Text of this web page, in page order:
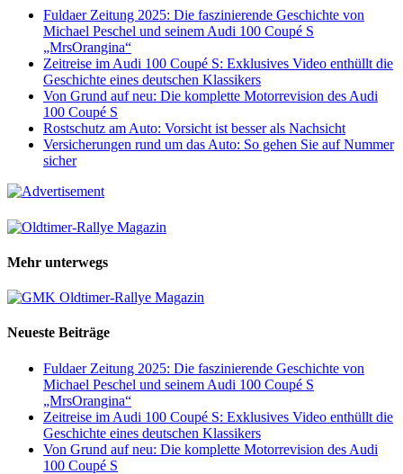
Fuldaer Zeitung 2025: Die faszinierende Geschichte von
Michael Peschel und seinem Audi 100 Coupé S
„MrsOrangina“
Zeitreise im Audi 100 Coupé S: Exklusives Video enthüllt die
Geschichte eines deutschen Klassikers
Von Grund auf neu: Die komplette Motorrevision des Audi
100 Coupé S
Rostschutz am Auto: Vorsicht ist besser als Nachsicht
Versicherungen rund um das Auto: So gehen Sie auf Nummer
sicher
Mehr unterwegs
Neueste Beiträge
Fuldaer Zeitung 2025: Die faszinierende Geschichte von
Michael Peschel und seinem Audi 100 Coupé S
„MrsOrangina“
Zeitreise im Audi 100 Coupé S: Exklusives Video enthüllt die
Geschichte eines deutschen Klassikers
Von Grund auf neu: Die komplette Motorrevision des Audi
100 Coupé S